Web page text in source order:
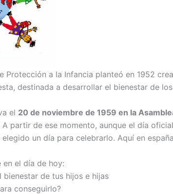
Protección a la Infancia planteó en 1952
destinada a desarrollar el bienestar de
el 20 de noviembre de 1959 en la
A partir de ese momento, aunque el día
un día para celebrarlo. Aquí en
el día de hoy:
bienestar de tus hijos e hijas
conseguirlo?